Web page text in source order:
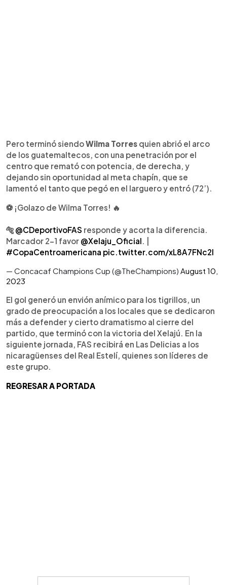
Pero terminó siendoWilma Torres quien abrió el arco
de los guatemaltecos, con una penetración por el
centro que remató con potencia, de derecha, y
dejando sin oportunidad al meta chapín, que se
lamentó el tanto que pegó en el larguero y entró (72’).
⚽ ¡Golazo de Wilma Torres! 🔥
🐅 @CDeportivoFAS responde y acorta la diferencia.
Marcador 2-1 favor @Xelaju_Oficial
#CopaCentroamericana pic.twitter.com/xL8A7FNc2I
— Concacaf Champions Cup (@TheChampions) August 10,
2023
El gol generó un envión anímico para los tigrillos, un
grado de preocupación a los locales que se dedicaron
más a defender y cierto dramatismo al cierre del
partido, que terminó con la victoria del Xelajú. En la
siguiente jornada, FAS recibirá en Las Delicias a los
nicaragüenses del Real Estelí, quienes son líderes de
este grupo.
REGRESAR A PORTADA